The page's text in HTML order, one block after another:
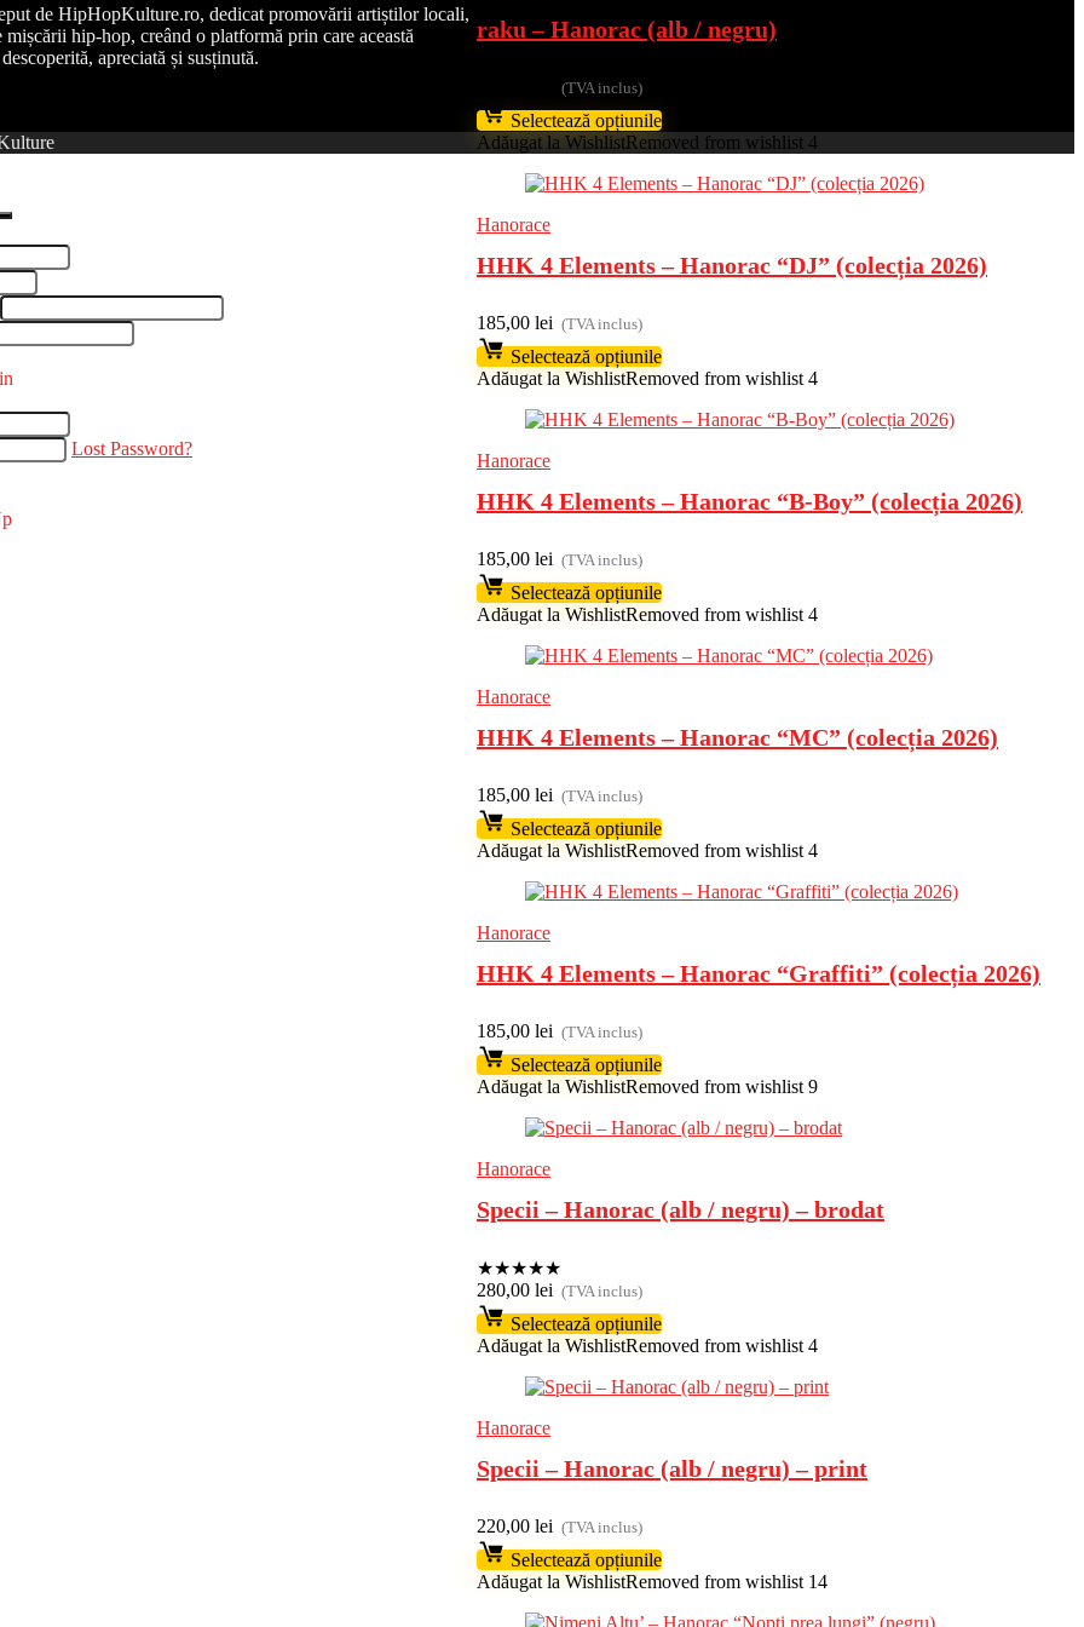
raku – Hanorac (alb / negru)
(TVA inclus)
Selectează opțiunile
Adăugat la WishlistRemoved from wishlist 4
Hanorace
HHK 4 Elements – Hanorac “DJ” (colecția 2026)
185,00 lei (TVA inclus)
Selectează opțiunile
Adăugat la WishlistRemoved from wishlist 4
Hanorace
HHK 4 Elements – Hanorac “B-Boy” (colecția 2026)
185,00 lei (TVA inclus)
Selectează opțiunile
Adăugat la WishlistRemoved from wishlist 4
Hanorace
HHK 4 Elements – Hanorac “MC” (colecția 2026)
185,00 lei (TVA inclus)
Selectează opțiunile
Adăugat la WishlistRemoved from wishlist 4
Hanorace
HHK 4 Elements – Hanorac “Graffiti” (colecția 2026)
185,00 lei (TVA inclus)
Selectează opțiunile
Adăugat la WishlistRemoved from wishlist 9
Hanorace
Specii – Hanorac (alb / negru) – brodat
★★★★★
280,00 lei (TVA inclus)
Selectează opțiunile
Adăugat la WishlistRemoved from wishlist 4
Hanorace
Specii – Hanorac (alb / negru) – print
220,00 lei (TVA inclus)
Selectează opțiunile
Adăugat la WishlistRemoved from wishlist 14
de HipHopKulture.ro, dedicat promovării artiștilor locali,
hip-hop, creând o platformă prin care această
apreciată și susținută.
Lost Password?